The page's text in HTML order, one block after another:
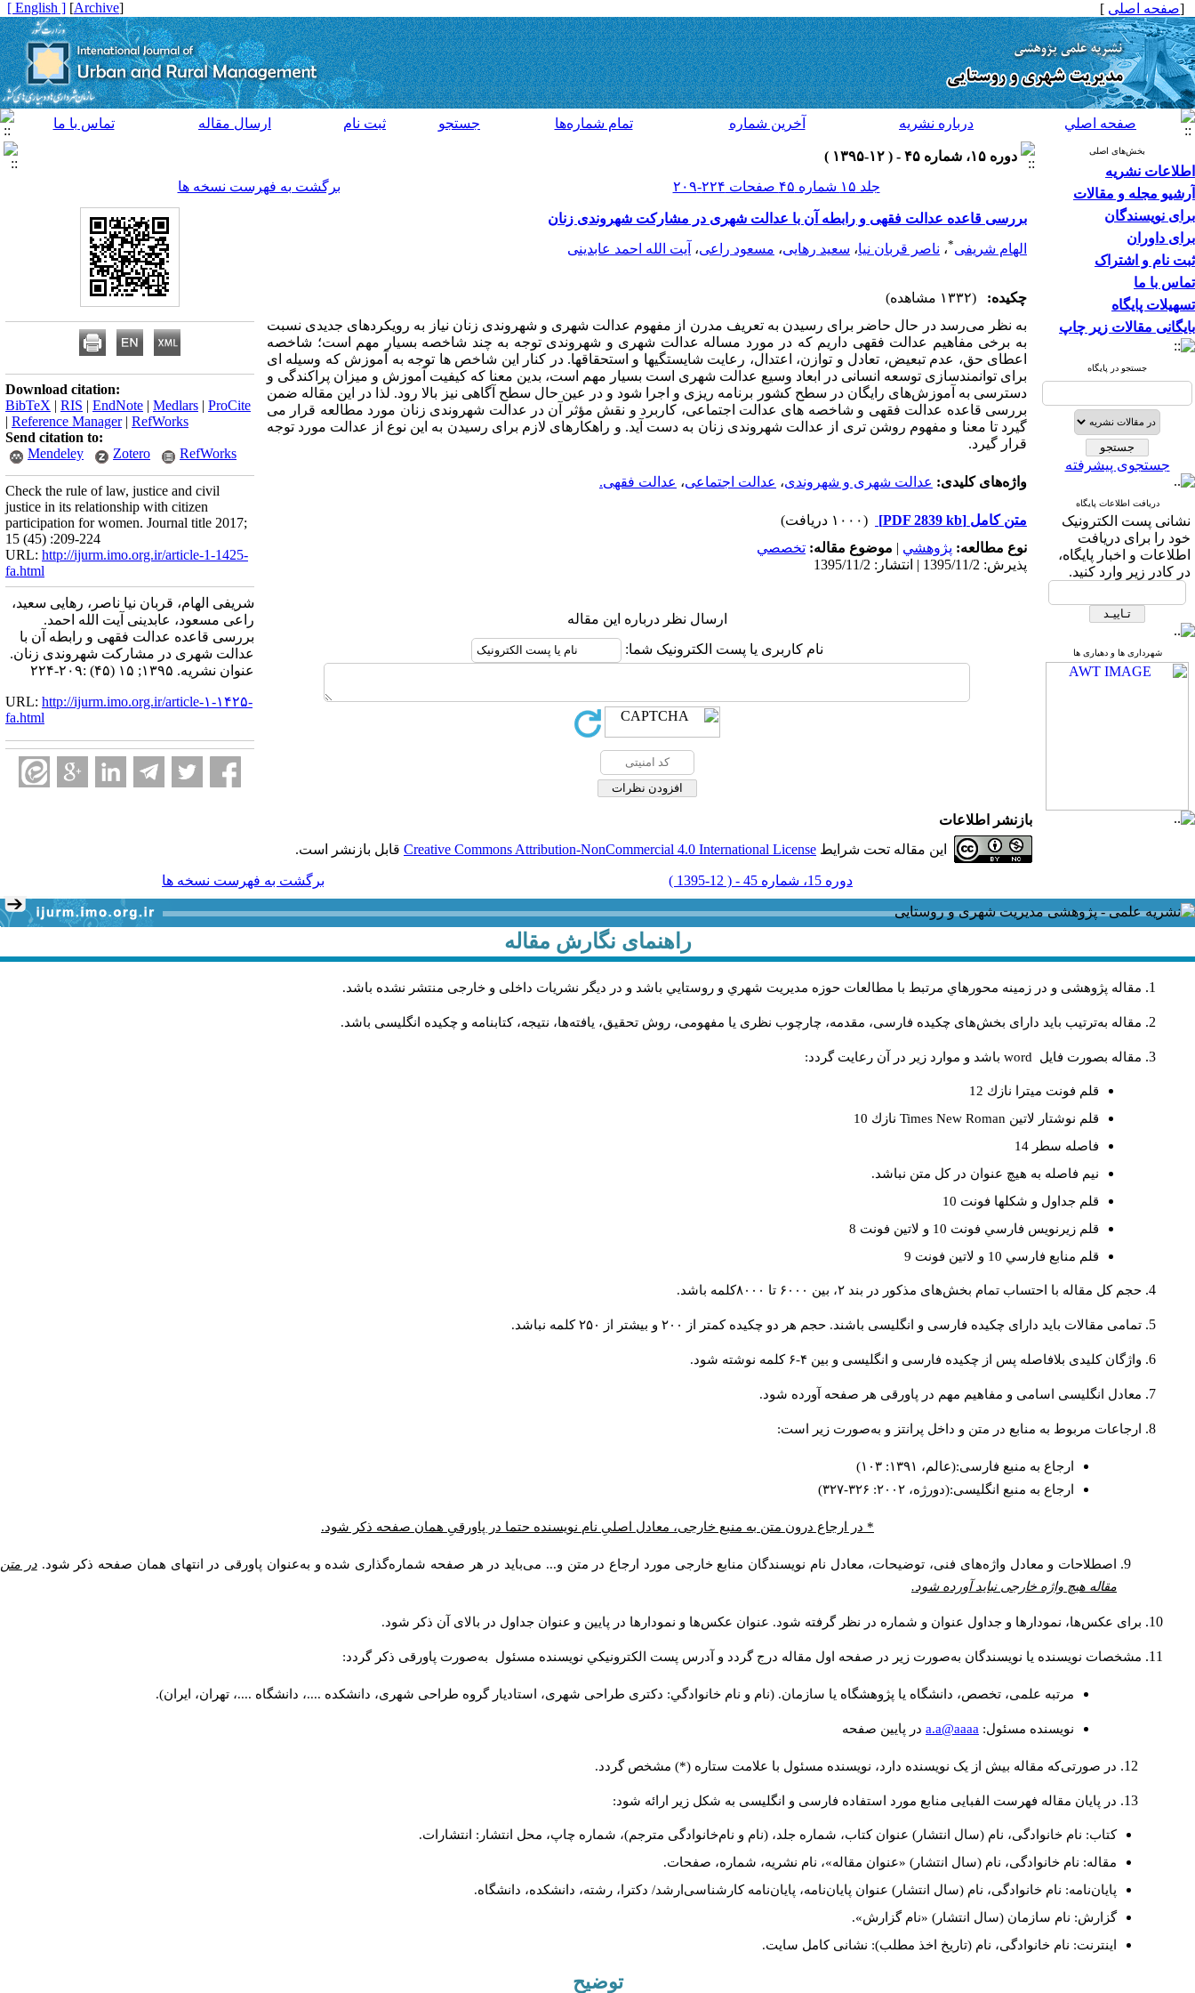
[صفحه اصلی ]
[
Archive
]
[ English ]
صفحه اصلي درباره نشريه آخرين شماره تمام شماره‌ها جستجو ثبت نام ارسال مقاله تماس با ما
بخش‌های اصلی
اطلاعات نشریه
آرشیو مجله و مقالات
برای نویسندگان
برای داوران
ثبت نام و اشتراک
تماس با ما
تسهیلات پایگاه
بایگانی مقالات زیر چاپ
جستجو در پایگاه
جستجوی پیشرفته
دریافت اطلاعات پایگاه
نشانی پست الکترونیک
خود را برای دریافت
اطلاعات و اخبار پایگاه،
در کادر زیر وارد کنید.
شهرداری ها و دهیاری ها
دوره ۱۵، شماره ۴۵ - ( ۱۲-۱۳۹۵ )
جلد ۱۵ شماره ۴۵ صفحات ۲۲۴-۲۰۹
برگشت به فهرست نسخه ها
بررسی قاعده عدالت فقهی و رابطه آن با عدالت شهری در مشارکت شهروندی زنان
الهام شریفی*، ناصر قربان نیا، سعید رهایی، مسعود راعی، آیت الله احمد عابدینی
چکیده:
(۱۳۳۲ مشاهده)
به نظر می‌رسد در حال حاضر برای رسیدن به تعریف مدرن از مفهوم عدالت شهری و شهروندی زنان نیاز به رویکردهای جدیدی نسبت
به برخی مفاهیم عدالت فقهی داریم که در مورد مساله عدالت شهری و شهروندی توجه به چند شاخصه بسیار مهم است؛ شاخصه
اعطای حق، عدم تبعیض، تعادل و توازن، اعتدال، رعایت شایستگیها و استحقاقها. در کنار این شاخص ها توجه به آموزش که وسیله‌ ای
برای توانمندسازی توسعه انسانی در ابعاد وسیع عدالت شهری است بسیار مهم است، بدین معنا که کیفیت آموزش و میزان پراکندگی و
دسترسی به آموزش‌های رایگان در سطح کشور برنامه ریزی و اجرا شود و در عین حال سطح آگاهی نیز بالا رود. لذا در این مقاله ضمن
بررسی قاعده عدالت فقهی و شاخصه های عدالت اجتماعی، کاربرد و نقش مؤثر آن در عدالت شهروندی زنان مورد مطالعه قرار می
گیرد تا معنا و مفهوم روشن تری از عدالت شهروندی زنان به دست آید. و راهکارهای لازم برای رسیدن به این نوع از عدالت مورد توجه
قرار گیرد.
واژه‌های کلیدی: عدالت شهری و شهروندی، عدالت اجتماعی، عدالت فقهی.
متن کامل [PDF 2839 kb]
(۱۰۰۰ دریافت)
نوع مطالعه: پژوهشي | موضوع مقاله: تخصصي
پذیرش: 1395/11/2 | انتشار: 1395/11/2
ارسال نظر درباره این مقاله
نام کاربری یا پست الکترونیک شما:
Download citation:
BibTeX | RIS | EndNote | Medlars | ProCite
| Reference Manager| RefWorks
Send citation to:
Mendeley
Zotero RefWorks
Check the rule of law, justice and civil
justice in its relationship with citizen
participation for women. Journal title 2017;
15 (45) :209-224
URL: http://ijurm.imo.org.ir/article-1-1425-
fa.html
شریفی الهام، قربان نیا ناصر، رهایی سعید،
راعی مسعود، عابدینی آیت الله احمد.
بررسی قاعده عدالت فقهی و رابطه آن با
عدالت شهری در مشارکت شهروندی زنان.
عنوان نشریه. ۱۳۹۵; ۱۵ (۴۵) :۲۰۹-۲۲۴
URL: http://ijurm.imo.org.ir/article-۱-۱۴۲۵-
fa.html
بازنشر اطلاعات
این مقاله تحت شرایط Creative Commons Attribution-NonCommercial 4.0 International License قابل بازنشر است.
دوره 15، شماره 45 - ( 12-1395 ) برگشت به فهرست نسخه ها
راهنمای نگارش مقاله
مقاله پژوهشی و در زمینه محورهاي مرتبط با مطالعات حوزه مديريت شهري و روستايي باشد و در دیگر نشریات داخلی و خارجی منتشر نشده باشد.
مقاله به‌ترتیب باید دارای بخش‌های چکیده فارسی، مقدمه، چارچوب نظری یا مفهومی، روش تحقیق، یافته‌ها، نتیجه، کتابنامه و چکیده انگلیسی باشد.
مقاله بصورت فايل word باشد و موارد زير در آن رعايت گردد:
قلم فونت ميترا نازك 12
قلم نوشتار لاتين Times New Roman نازك 10
فاصله سطر 14
نيم فاصله به هيچ عنوان در كل متن نباشد.
قلم جداول و شكلها فونت 10
قلم زيرنويس فارسي فونت 10 و لاتين فونت 8
قلم منابع فارسي 10 و لاتين فونت 9
حجم کل مقاله با احتساب تمام بخش‌های مذکور در بند ۲، بین ۶۰۰۰ تا ۸۰۰۰کلمه باشد.
تمامی مقالات باید دارای چکیده فارسی و انگلیسی باشند. حجم هر دو چکیده کمتر از ۲۰۰ و بیشتر از ۲۵۰ کلمه نباشد.
واژگان کلیدی بلافاصله پس از چکیده فارسی و انگلیسی و بین ۴-۶ کلمه نوشته شود.
معادل انگلیسی اسامی و مفاهیم مهم در پاورقی هر صفحه آورده شود.
ارجاعات مربوط به منابع در متن و داخل پرانتز و به‌صورت زیر است:
ارجاع به منبع فارسی:(عالم، ۱۳۹۱: ۱۰۳)
ارجاع به منبع انگلیسی:(دورژه، ۲۰۰۲: ۳۲۶-۳۲۷)
* در ارجاع درون متن به منبع خارجی، معادل اصلیِ نام نویسنده حتما در پاورقیِ همان صفحه ذکر شود.
اصطلاحات و معادل واژه‌های فنی، توضیحات، معادل نام نویسندگان منابع خارجی مورد ارجاع در متن و... می‌باید در هر صفحه شماره‌گذاری شده و به‌عنوان پاورقی در انتهای همان صفحه ذکر شود. در متن
مقاله هیچ واژه خارجی نباید آورده شود.
برای عکس‌ها، نمودارها و جداول عنوان و شماره در نظر گرفته شود. عنوان عکس‌ها و نمودارها در پایین و عنوان جداول در بالای آن ذکر شود.
مشخصات نویسنده یا نویسندگان به‌صورت زیر در صفحه اول مقاله درج گردد و آدرس پست الكترونيكي نويسنده مسئول به‌صورت پاورقی ذکر گردد:
مرتبه علمی، تخصص، دانشگاه یا پژوهشگاه یا سازمان. (نام و نام خانوادگي: دکتری طراحی شهری، استادیار گروه طراحی شهری، دانشکده ....، دانشگاه ....، تهران، ایران).
نويسنده مسئول: a.a@aaaa در پايين صفحه
در صورتی‌که مقاله بیش از یک نویسنده دارد، نویسنده مسئول با علامت ستاره (*) مشخص گردد.
در پایان مقاله فهرست الفبایی منابع مورد استفاده فارسی و انگلیسی به شکل زیر ارائه شود:
کتاب: نام خانوادگی، نام (سال انتشار) عنوان کتاب، شماره جلد، (نام و نام‌خانوادگی مترجم)، شماره چاپ، محل انتشار: انتشارات.
مقاله: نام خانوادگی، نام (سال انتشار) «عنوان مقاله»، نام نشریه، شماره، صفحات.
پایان‌نامه: نام خانوادگی، نام (سال انتشار) عنوان پایان‌نامه، پایان‌نامه کارشناسی‌ارشد/ دکترا، رشته، دانشکده، دانشگاه.
گزارش: نام سازمان (سال انتشار) «نام گزارش».
اینترنت: نام خانوادگی، نام (تاریخ اخذ مطلب): نشانی کامل سایت.
توضیح